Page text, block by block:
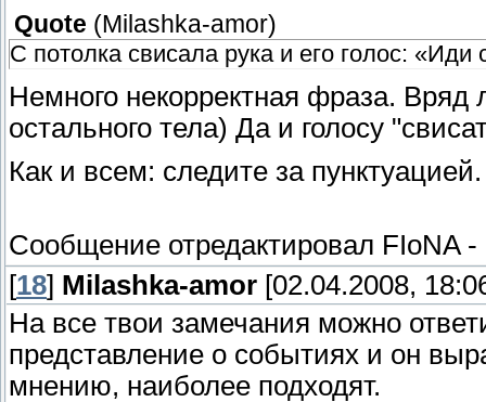
Quote (Milashka-amor)
С потолка свисала рука и его голос:
Немного некорректная фраза. Вряд
остального тела) Да и голосу
Как и всем: следите за пунктуацией.
Сообщение отредактировал FIoNA-
[18] Milashka-amor [02.04.2008,
На все твои замечания можно
представление о событиях и он
мнению, наиболее подходят.